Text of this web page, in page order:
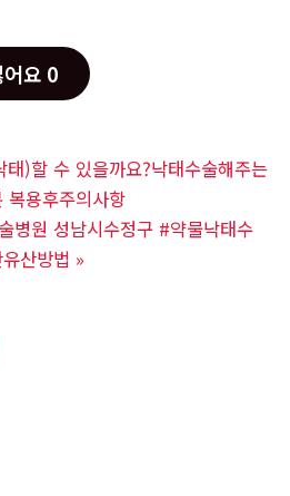
요 0
)할 수 있을까요?낙태수술해주는
복용후주의사항
병원 성남시수정구 #약물낙태수
산방법 »